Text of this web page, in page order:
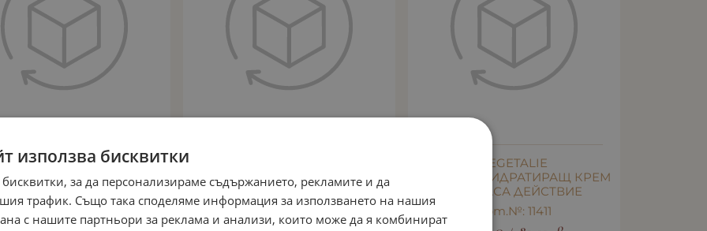
ЗА ЛИЦЕ С КОЛАГЕН И
ОТ ВОДОРАСЛИ ЗА
И РЕГЕНЕРАЦИЯ НА
КОЖАТА
Арт.№: 125А
24H ДЕЙСТВИЕ
Арт.№: 1572
51.64€ / 101.00 лв.
VEGETALIE
ДЪЛБОКОХИДРАТИРАЩ КРЕМ
С 24 ЧАСА ДЕЙСТВИЕ
Арт.№: 11411
използва бисквитки
за да персонализираме съдържанието, рекламите и да
трафик. Също така споделяме информация за използването на нашия
с нашите партньори за реклама и анализи, които може да я комбинират